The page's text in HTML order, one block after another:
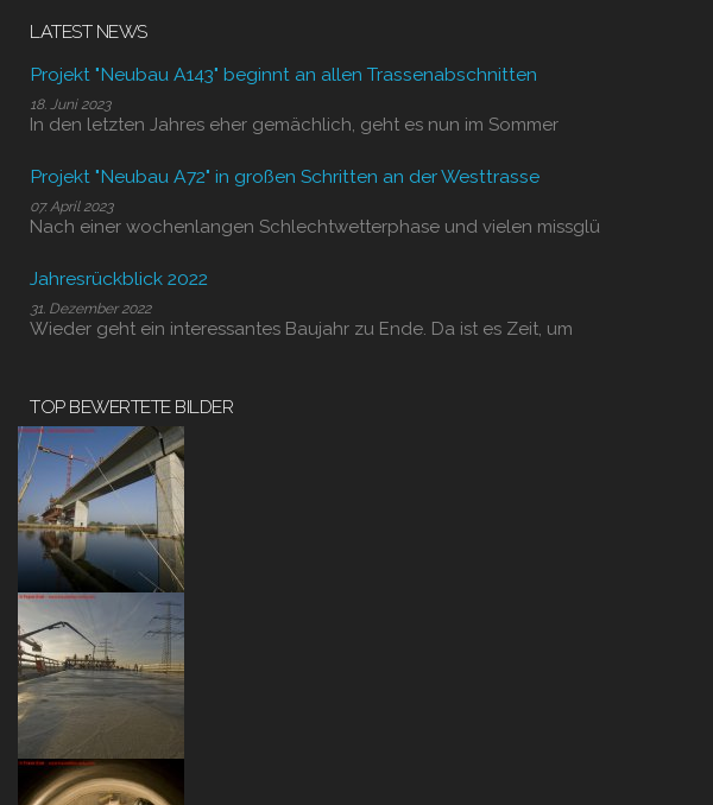
LATEST NEWS
Projekt "Neubau A143" beginnt an allen Trassenabschnitten
18. Juni 2023
In den letzten Jahres eher gemächlich, geht es nun im Sommer
Projekt "Neubau A72" in großen Schritten an der Westtrasse
07. April 2023
Nach einer wochenlangen Schlechtwetterphase und vielen missglü
Jahresrückblick 2022
31. Dezember 2022
Wieder geht ein interessantes Baujahr zu Ende. Da ist es Zeit, um
TOP BEWERTETE BILDER